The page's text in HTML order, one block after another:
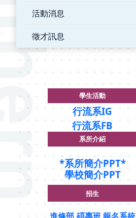
活動消息
徵才訊息
學生活動
行流系IG
行流系FB
系所介紹
*系所簡介PPT*
學校簡介PPT
招生